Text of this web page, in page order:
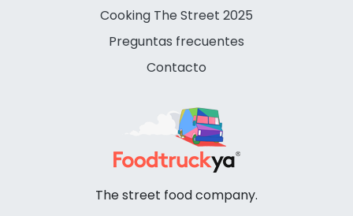
Cooking The Street 2025
Preguntas frecuentes
Contacto
The street food company.